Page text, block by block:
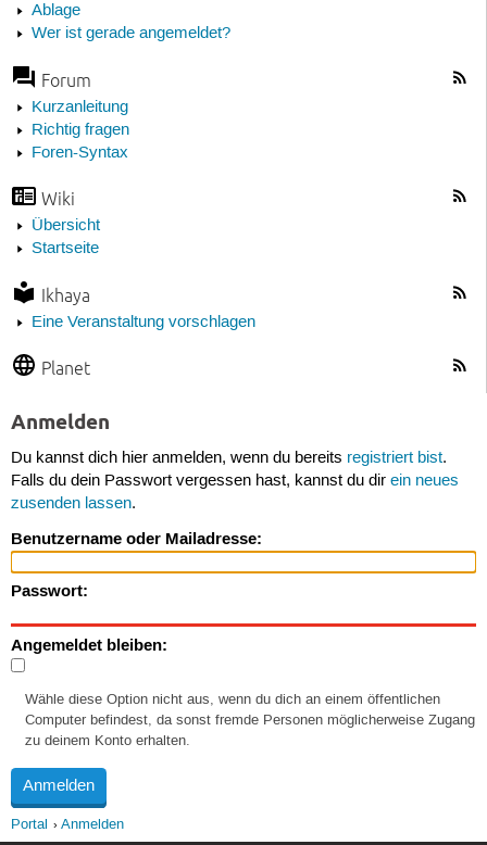
Ablage
Wer ist gerade angemeldet?
Forum
Kurzanleitung
Richtig fragen
Foren-Syntax
Wiki
Übersicht
Startseite
Ikhaya
Eine Veranstaltung vorschlagen
Planet
Anmelden
Du kannst dich hier anmelden, wenn du bereits registriert bist.
Falls du dein Passwort vergessen hast, kannst du dir ein neues
zusenden lassen.
Benutzername oder Mailadresse:
Passwort:
Angemeldet bleiben:
Wähle diese Option nicht aus, wenn du dich an einem öffentlichen
Computer befindest, da sonst fremde Personen möglicherweise Zugang
zu deinem Konto erhalten.
Portal Anmelden